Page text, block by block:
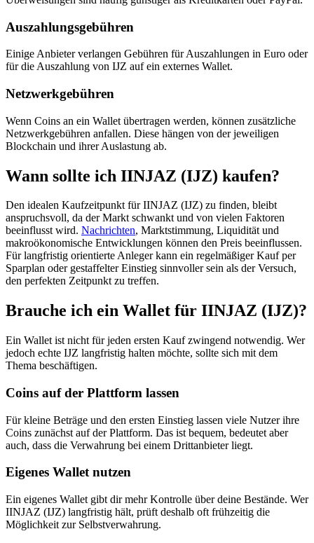
Auszahlungsgebühren
Einige Anbieter verlangen Gebühren für Auszahlungen in Euro oder
für die Auszahlung von IJZ auf ein externes Wallet.
Netzwerkgebühren
Wenn Coins an ein Wallet übertragen werden, können zusätzliche
Netzwerkgebühren anfallen. Diese hängen von der jeweiligen
Blockchain und ihrer Auslastung ab.
Wann sollte ich IINJAZ (IJZ) kaufen?
Den idealen Kaufzeitpunkt für IINJAZ (IJZ) zu finden, bleibt
anspruchsvoll, da der Markt schwankt und von vielen Faktoren
beeinflusst wird. Nachrichten, Marktstimmung, Liquidität und
makroökonomische Entwicklungen können den Preis beeinflussen.
Für langfristig orientierte Anleger kann ein regelmäßiger Kauf per
Sparplan oder gestaffelter Einstieg sinnvoller sein als der Versuch,
den perfekten Zeitpunkt zu treffen.
Brauche ich ein Wallet für IINJAZ (IJZ)?
Ein Wallet ist nicht für jeden ersten Kauf zwingend notwendig. Wer
jedoch echte IJZ langfristig halten möchte, sollte sich mit dem
Thema beschäftigen.
Coins auf der Plattform lassen
Für kleine Beträge und den ersten Einstieg lassen viele Nutzer ihre
Coins zunächst auf der Plattform. Das ist bequem, bedeutet aber
auch, dass die Verwahrung bei einem Drittanbieter liegt.
Eigenes Wallet nutzen
Ein eigenes Wallet gibt dir mehr Kontrolle über deine Bestände. Wer
IINJAZ (IJZ) langfristig hält, prüft deshalb oft frühzeitig die
Möglichkeit zur Selbstverwahrung.